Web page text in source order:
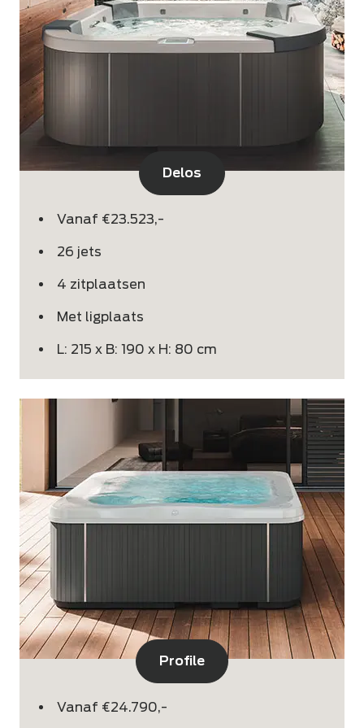
Vanaf €23.523,-
26 jets
4 zitplaatsen
Met ligplaats
L: 215 x B: 190 x H: 80 cm
Delos
Vanaf €24.790,-
Profile